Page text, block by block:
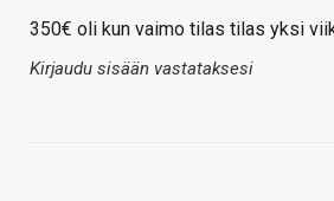
350€ oli kun vaimo tilas tilas yksi
Kirjaudu sisään vastataksesi